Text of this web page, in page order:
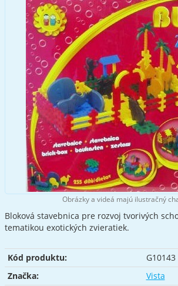
Obrázky a videá majú ilustračný
Bloková stavebnica pre rozvoj tvorivých
tematikou exotických zvieratiek.
Kód produktu:
G10143
Značka:
Vista